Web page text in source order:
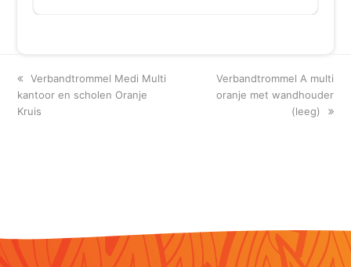
previous
post:
Verbandtrommel Medi Multi
kantoor en scholen Oranje
Kruis
next
post:
Verbandtrommel A multi
oranje met wandhouder
(leeg)